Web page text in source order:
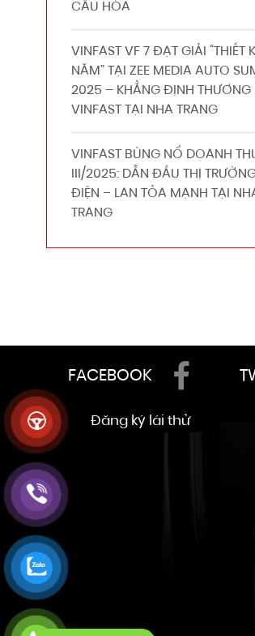
CẦU HÓA
VINFAST VF 7 ĐẠT GIẢI “THIẾT
NĂM” TẠI ZEE MEDIA AUTO
2025 – KHẲNG ĐỊNH THƯƠNG
VINFAST TẠI NHA TRANG
VINFAST BÙNG NỔ DOANH
III/2025: DẪN ĐẦU THỊ
ĐIỆN – LAN TỎA MẠNH TẠI
TRANG
FACEBOOK